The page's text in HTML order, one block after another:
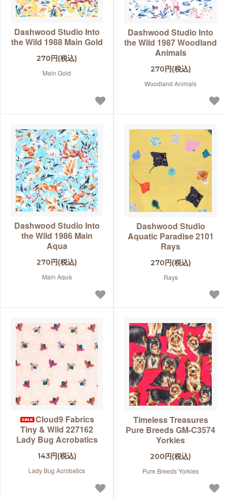
Dashwood Studio Into
the Wild 1988 Main Gold
270円(税込)
Main Gold
Dashwood Studio Into
the Wild 1987 Woodland
Animals
270円(税込)
Woodland Animals
Dashwood Studio Into
the Wild 1986 Main
Aqua
270円(税込)
Main Aqua
Dashwood Studio
Aquatic Paradise 2101
Rays
270円(税込)
Rays
Cloud9 Fabrics
Tiny & Wild 227162
Lady Bug Acrobatics
143円(税込)
Lady Bug Acrobatics
Timeless Treasures
Pure Breeds GM-C3574
Yorkies
200円(税込)
Pure Breeds Yorkies